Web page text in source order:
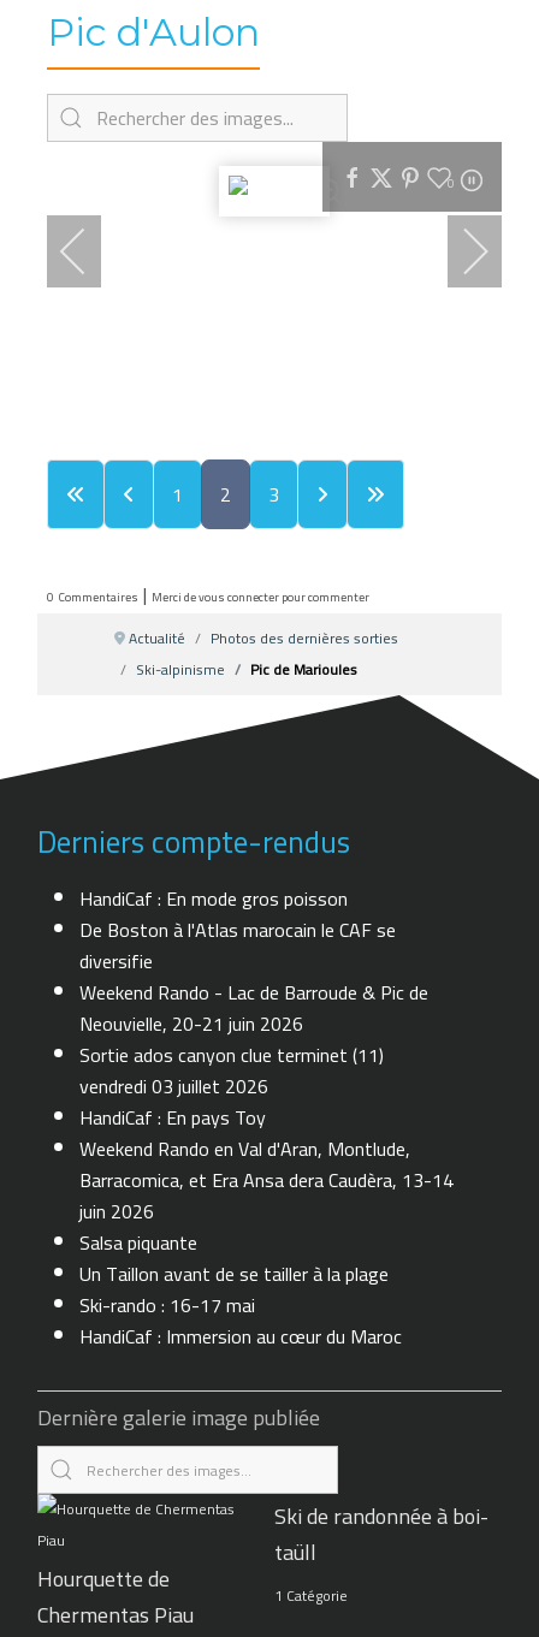
Pic d'Aulon
0
1 2 3
0 Commentaires | Merci de vous connecter pour commenter
Actualité
Photos des dernières sorties
Ski-alpinisme
Pic de Marioules
Derniers compte-rendus
HandiCaf : En mode gros poisson
De Boston à l'Atlas marocain le CAF se
diversifie
Weekend Rando - Lac de Barroude & Pic de
Neouvielle, 20-21 juin 2026
Sortie ados canyon clue terminet (11)
vendredi 03 juillet 2026
HandiCaf : En pays Toy
Weekend Rando en Val d'Aran, Montlude,
Barracomica, et Era Ansa dera Caudèra, 13-14
juin 2026
Salsa piquante
Un Taillon avant de se tailler à la plage
Ski-rando : 16-17 mai
HandiCaf : Immersion au cœur du Maroc
Dernière galerie image publiée
Hourquette de
Chermentas Piau
Ski de randonnée à boi-
taüll
1 Catégorie